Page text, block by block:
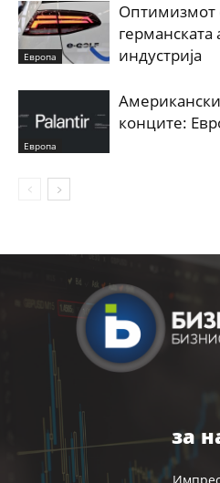
Европа
Оптимизмот
индустрија
Европа
конците:
за